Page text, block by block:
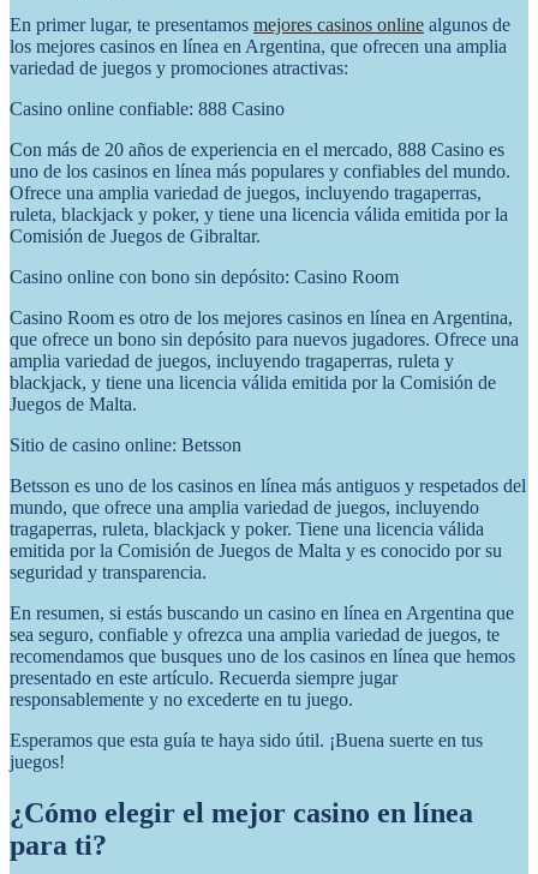
En primer lugar, te presentamos mejores casinos online algunos de
los mejores casinos en línea en Argentina, que ofrecen una amplia
variedad de juegos y promociones atractivas:
Casino online confiable: 888 Casino
Con más de 20 años de experiencia en el mercado, 888 Casino es
uno de los casinos en línea más populares y confiables del mundo.
Ofrece una amplia variedad de juegos, incluyendo tragaperras,
ruleta, blackjack y poker, y tiene una licencia válida emitida por la
Comisión de Juegos de Gibraltar.
Casino online con bono sin depósito: Casino Room
Casino Room es otro de los mejores casinos en línea en Argentina,
que ofrece un bono sin depósito para nuevos jugadores. Ofrece una
amplia variedad de juegos, incluyendo tragaperras, ruleta y
blackjack, y tiene una licencia válida emitida por la Comisión de
Juegos de Malta.
Sitio de casino online: Betsson
Betsson es uno de los casinos en línea más antiguos y respetados del
mundo, que ofrece una amplia variedad de juegos, incluyendo
tragaperras, ruleta, blackjack y poker. Tiene una licencia válida
emitida por la Comisión de Juegos de Malta y es conocido por su
seguridad y transparencia.
En resumen, si estás buscando un casino en línea en Argentina que
sea seguro, confiable y ofrezca una amplia variedad de juegos, te
recomendamos que busques uno de los casinos en línea que hemos
presentado en este artículo. Recuerda siempre jugar
responsablemente y no excederte en tu juego.
Esperamos que esta guía te haya sido útil. ¡Buena suerte en tus
juegos!
¿Cómo elegir el mejor casino en línea
para ti?